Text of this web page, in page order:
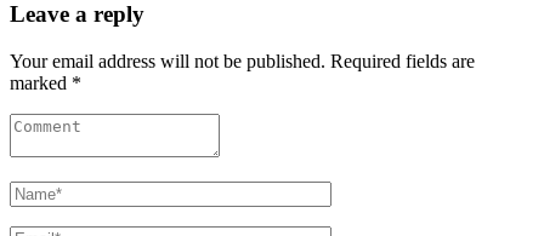
Leave a reply
Your email address will not be published. Required fields are
marked *